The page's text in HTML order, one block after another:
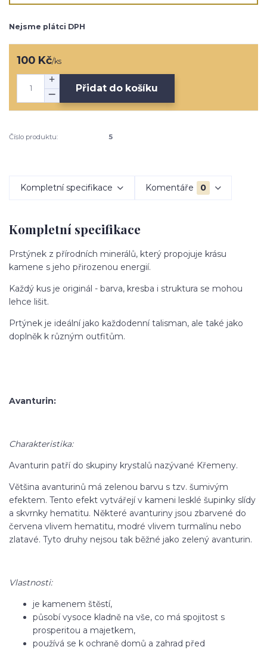
Nejsme plátci DPH
100 Kč/ks
Přidat do košíku
Číslo produktu: 5
Kompletní specifikace Komentáře 0
Kompletní specifikace
Prstýnek z přírodních minerálů, který propojuje krásu
kamene s jeho přirozenou energií.
Každý kus je originál - barva, kresba i struktura se mohou
lehce lišit.
Prtýnek je ideální jako každodenní talisman, ale také jako
doplněk k různým outfitům.
Avanturin:
Charakteristika:
Avanturin patří do skupiny krystalů nazývané Křemeny.
Většina avanturinů má zelenou barvu s tzv. šumivým
efektem. Tento efekt vytvářejí v kameni lesklé šupinky slídy
a skvrnky hematitu. Některé avanturiny jsou zbarvené do
červena vlivem hematitu, modré vlivem turmalínu nebo
zlatavé. Tyto druhy nejsou tak běžné jako zelený avanturin.
Vlastnosti:
je kamenem štěstí,
působí vysoce kladně na vše, co má spojitost s
prosperitou a majetkem,
používá se k ochraně domů a zahrad před